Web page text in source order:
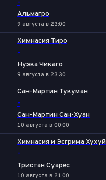
-
Альмагро
9 августа в 23:00
Химнасия Тиро
-
Нуэва Чикаго
9 августа в 23:30
Сан-Мартин Тукуман
-
Сан-Мартин Сан-Хуан
10 августа в 00:00
Химнасия и Эсгрима Хухуй
-
Тристан Суарес
10 августа в 21:00